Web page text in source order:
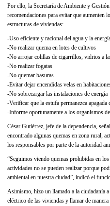
Por ello, la Secretaría de Ambiente y
recomendaciones para evitar que aumenten
estructuras de viviendas:
-Uso eficiente y racional del agua y la
-No realizar quema en lotes de cultivos
-No arrojar colillas de cigarrillos, vidrios a
-No realizar fogatas
-No quemar basuras
-Evitar dejar encendidas velas en
-No sobrecargar las instalaciones de energía
-Verificar que la estufa permanezca apagada
-Informe oportunamente a los organismos
César Gutiérrez, jefe de la dependencia,
encontrado algunas quemas en zona rural,
los responsables por parte de la autoridad
“Seguimos viendo quemas prohibidas en
actividades no se pueden realizar porque
ambiental en nuestra ciudad”, indicó el
Asimismo, hizo un llamado a la ciudadanía
eléctrico de las viviendas y llamar de